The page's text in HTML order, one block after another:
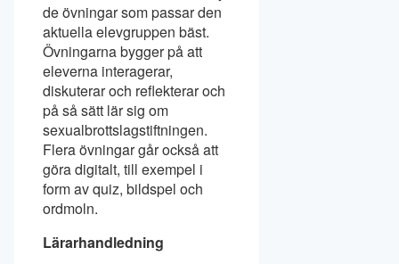
de övningar som passar den
aktuella elevgruppen bäst.
Övningarna bygger på att
eleverna interagerar,
diskuterar och reflekterar och
på så sätt lär sig om
sexualbrottslagstiftningen.
Flera övningar går också att
göra digitalt, till exempel i
form av quiz, bildspel och
ordmoln.
Lärarhandledning